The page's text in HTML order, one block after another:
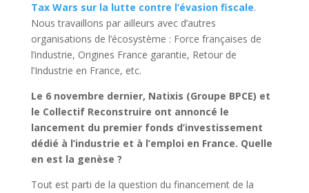
Tax Wars sur la lutte contre l’évasion fiscale.
Nous travaillons par ailleurs avec d’autres
organisations de l’écosystème : Force françaises de
l’industrie, Origines France garantie, Retour de
l’Industrie en France, etc.
Le 6 novembre dernier, Natixis (Groupe BPCE) et
le Collectif Reconstruire ont annoncé le
lancement du premier fonds d’investissement
dédié à l’industrie et à l’emploi en France. Quelle
en est la genèse ?
Tout est parti de la question du financement de la